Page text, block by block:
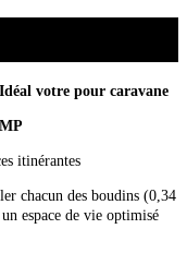
votre pour caravane
itinérantes
chacun des boudins (0,34
espace de vie optimisé